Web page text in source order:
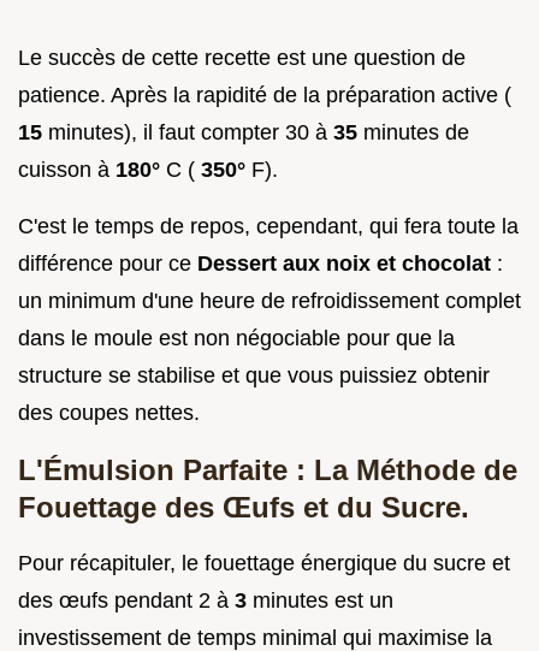
Le succès de cette recette est une question de
patience. Après la rapidité de la préparation active (
15 minutes), il faut compter 30 à 35 minutes de
cuisson à 180° C ( 350° F).
C'est le temps de repos, cependant, qui fera toute la
différence pour ce Dessert aux noix et chocolat :
un minimum d'une heure de refroidissement complet
dans le moule est non négociable pour que la
structure se stabilise et que vous puissiez obtenir
des coupes nettes.
L'Émulsion Parfaite : La Méthode de
Fouettage des Œufs et du Sucre.
Pour récapituler, le fouettage énergique du sucre et
des œufs pendant 2 à 3 minutes est un
investissement de temps minimal qui maximise la